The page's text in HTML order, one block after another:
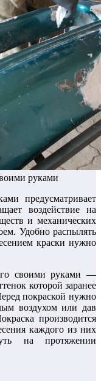
руками
предусматривает
воздействие на
и механических
Удобно распылять
краски нужно
своими руками —
которой заранее
покраской нужно
воздухом или дав
производится
каждого из них
на протяжении